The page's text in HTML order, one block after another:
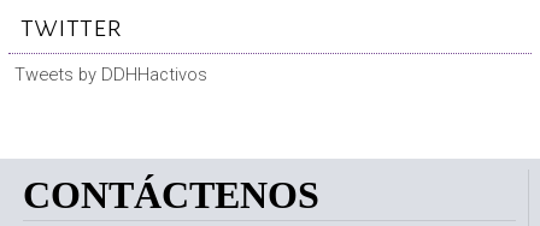
twitter
Tweets by DDHHactivos
CONTÁCTENOS